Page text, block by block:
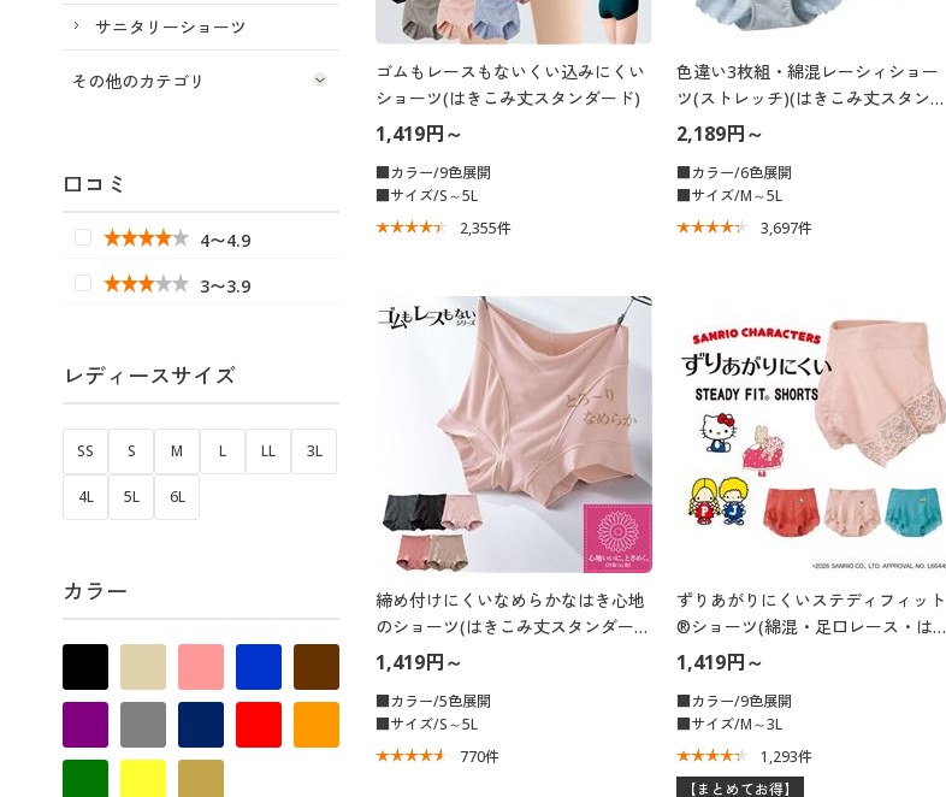
ゴムもレースもないくい込みにくい
ショーツ(はきこみ丈スタンダード)
1,419円～
■カラー/9色展開
■サイズ/S～5L
2,355件
色違い3枚組・綿混レーシィショー
ツ(ストレッチ)(はきこみ丈スタンダ
ード)
2,189円～
■カラー/6色展開
■サイズ/M～5L
3,697件
締め付けにくいなめらかなはき心地
のショーツ(はきこみ丈スタンダー
ド)
1,419円～
■カラー/5色展開
■サイズ/S～5L
770件
ずりあがりにくいステディフィット
®ショーツ(綿混・足口レース・はき
こみ丈浅め)
1,419円～
■カラー/9色展開
■サイズ/M～3L
1,293件
【まとめてお得】
サニタリーショーツ
その他のカテゴリ
口コミ
4〜4.9
3〜3.9
レディースサイズ
SS S M L LL 3L
4L 5L 6L
カラー